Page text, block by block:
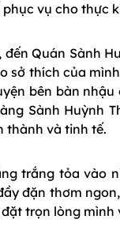
phục vụ cho thực
đến Quán Sành
sở thích của
bên bàn
Sành Huỳnh
thành và tinh tế.
trắng tỏa vào
đặn thơm
đặt trọn lòng